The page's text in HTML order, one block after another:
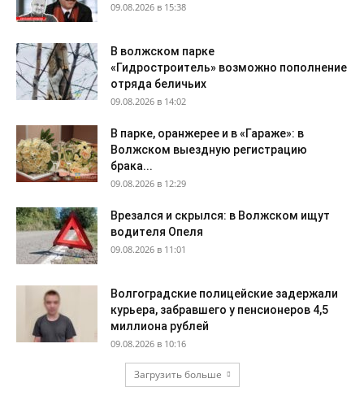
09.08.2026 в 15:38
В волжском парке
«Гидростроитель» возможно пополнение
отряда беличьих
09.08.2026 в 14:02
В парке, оранжерее и в «Гараже»: в
Волжском выездную регистрацию
брака...
09.08.2026 в 12:29
Врезался и скрылся: в Волжском ищут
водителя Опеля
09.08.2026 в 11:01
Волгоградские полицейские задержали
курьера, забравшего у пенсионеров 4,5
миллиона рублей
09.08.2026 в 10:16
Загрузить больше